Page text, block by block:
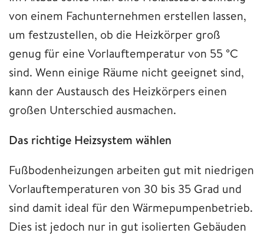
von einem Fachunternehmen erstellen lassen,
um festzustellen, ob die Heizkörper groß
genug für eine Vorlauftemperatur von 55 °C
sind. Wenn einige Räume nicht geeignet sind,
kann der Austausch des Heizkörpers einen
großen Unterschied ausmachen.
Das richtige Heizsystem wählen
Fußbodenheizungen arbeiten gut mit niedrigen
Vorlauftemperaturen von 30 bis 35 Grad und
sind damit ideal für den Wärmepumpenbetrieb.
Dies ist jedoch nur in gut isolierten Gebäuden